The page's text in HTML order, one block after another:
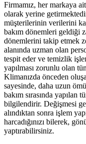
Firmamız, her markaya
olarak yerine
müşterilerinin verilerini
bakım dönemleri geldiği
dönemlerini takip etmek
alanında uzman olan
tespit eder ve temizlik
yapılması zorunlu olan
Klimanızda önceden
sayesinde, daha uzun
bakım sırasında
bilgilendirir. Değişmesi
alındıktan sonra işlem
harcadığınızı bilerek,
yaptırabilirsiniz.